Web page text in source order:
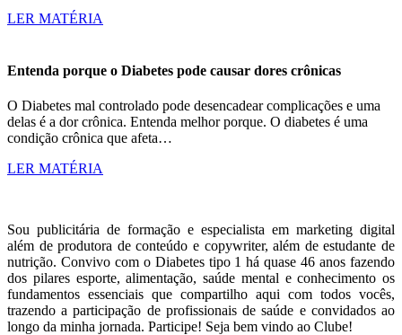
LER MATÉRIA
Entenda porque o Diabetes pode causar dores crônicas
O Diabetes mal controlado pode desencadear complicações e uma
delas é a dor crônica. Entenda melhor porque. O diabetes é uma
condição crônica que afeta…
LER MATÉRIA
Sou publicitária de formação e especialista em marketing digital
além de produtora de conteúdo e copywriter, além de estudante de
nutrição. Convivo com o Diabetes tipo 1 há quase 46 anos fazendo
dos pilares esporte, alimentação, saúde mental e conhecimento os
fundamentos essenciais que compartilho aqui com todos vocês,
trazendo a participação de profissionais de saúde e convidados ao
longo da minha jornada. Participe! Seja bem vindo ao Clube!